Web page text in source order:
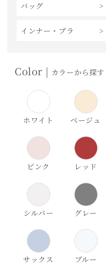
バッグ
インナー・ブラ
Color | カラーから探す
ホワイト ベージュ
ピンク レッド
シルバー グレー
サックス ブルー